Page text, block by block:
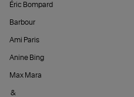
Éric Bompard
Barbour
Ami Paris
Anine Bing
Max Mara
&